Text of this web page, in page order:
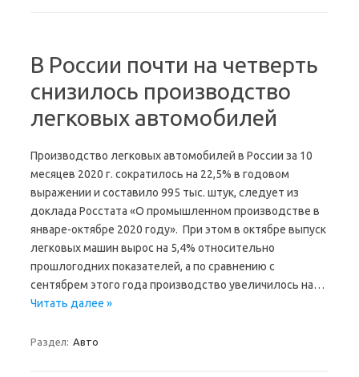
В России почти на четверть
снизилось производство
легковых автомобилей
Производство легковых автомобилей в России за 10
месяцев 2020 г. сократилось на 22,5% в годовом
выражении и составило 995 тыс. штук, следует из
доклада Росстата «О промышленном производстве в
январе-октябре 2020 году». При этом в октябре выпуск
легковых машин вырос на 5,4% относительно
прошлогодних показателей, а по сравнению с
сентябрем этого года производство увеличилось на…
Читать далее »
Раздел: Авто